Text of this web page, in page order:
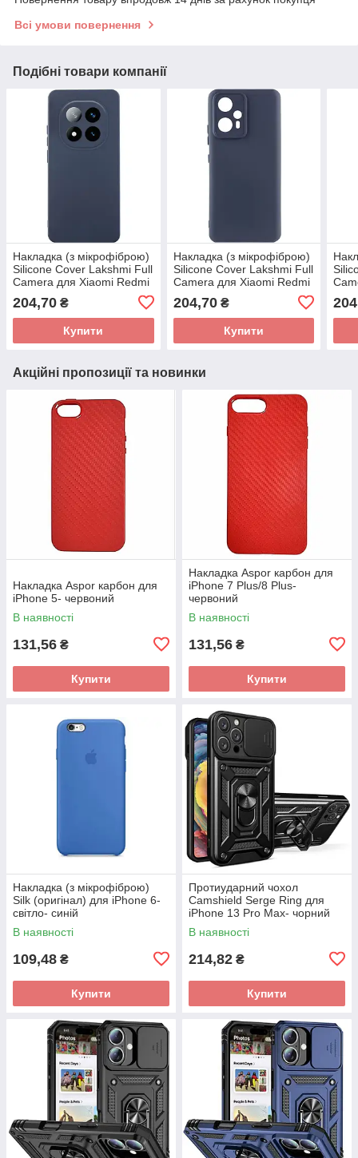
Всі умови повернення
Подібні товари компанії
Накладка (з мікрофіброю)
Silicone Cover Lakshmi Full
Camera для Xiaomi Redmi
Note 14 Pro Plus- темно-
синій
204,70 ₴
Купити
Накладка (з мікрофіброю)
Silicone Cover Lakshmi Full
Camera для Xiaomi Redmi
Note 12T Pro- темно-синій
204,70₴
Купити
Акційні пропозиції та новинки
Накладка Aspor карбон для
iPhone 5- червоний
В наявності
131,56 ₴
Купити
Накладка Aspor карбон для
iPhone 7 Plus/8 Plus-
червоний
В наявності
131,56 ₴
Купити
Накладка (з мікрофіброю)
Silk (оригінал) для iPhone 6-
світло- синій
В наявності
109,48 ₴
Купити
Протиударний чохол
Camshield Serge Ring для
iPhone 13 Pro Max- чорний
В наявності
214,82 ₴
Купити